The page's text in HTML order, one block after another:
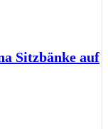
Sitzbänke auf